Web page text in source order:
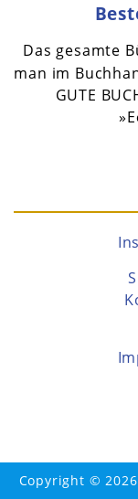
Das gesamte
man im
GUTE
»E
Copyright ©